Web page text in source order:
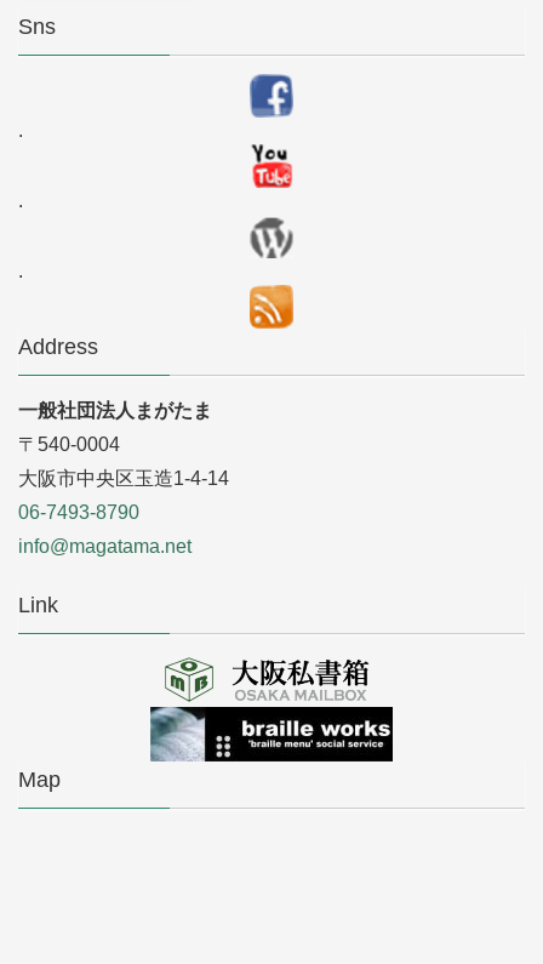
Sns
.
.
.
Address
一般社団法人まがたま
〒540-0004
大阪市中央区玉造1-4-14
06-7493-8790
info@magatama.net
Link
Map